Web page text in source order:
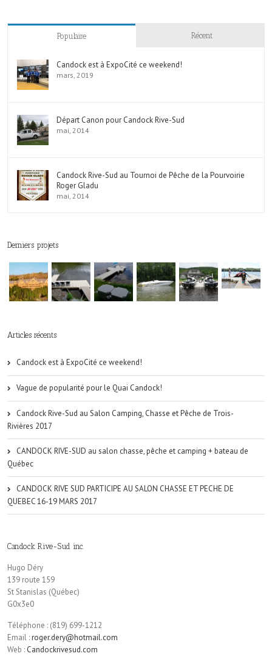
Populaire Récent
Candock est à ExpoCité ce weekend!
mars, 2019
Départ Canon pour Candock Rive-Sud
mai, 2014
Candock Rive-Sud au Tournoi de Pêche de la Pourvoirie
Roger Gladu
mai, 2014
Derniers projets
Articles récents
Candock est à ExpoCité ce weekend!
Vague de popularité pour le Quai Candock!
Candock Rive-Sud au Salon Camping, Chasse et Pêche de Trois-
Rivières 2017
CANDOCK RIVE-SUD au salon chasse, pêche et camping + bateau de
Québec
CANDOCK RIVE SUD PARTICIPE AU SALON CHASSE ET PECHE DE
QUEBEC 16-19 MARS 2017
Candock Rive-Sud inc.
Hugo Déry
139 route 159
St Stanislas (Québec)
G0x3e0
Téléphone : (819) 699-1212
Email :roger.dery@hotmail.com
Web : Candockrivesud.com